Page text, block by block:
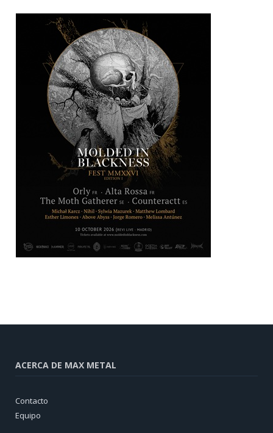
ACERCA DE MAX METAL
Contacto
Equipo